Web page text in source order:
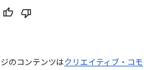
のコンテンツはクリエイティブ・コモ